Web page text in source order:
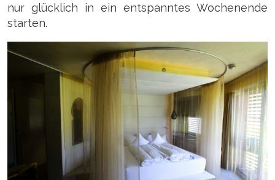
nur glücklich in ein entspanntes Wochenende
starten.